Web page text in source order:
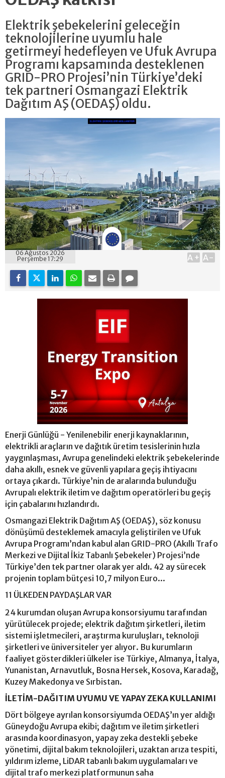
Elektrik şebekelerini geleceğin
teknolojilerine uyumlu hale
getirmeyi hedefleyen ve Ufuk Avrupa
Programı kapsamında desteklenen
GRID-PRO Projesi’nin Türkiye’deki
tek partneri Osmangazi Elektrik
Dağıtım AŞ (OEDAŞ) oldu.
06 Ağustos 2026
Perşembe 17:29
A+ A-
Enerji Günlüğü - Yenilenebilir enerji kaynaklarının,
elektrikli araçların ve dağıtık üretim tesislerinin hızla
yaygınlaşması, Avrupa genelindeki elektrik şebekelerinde
daha akıllı, esnek ve güvenli yapılara geçiş ihtiyacını
ortaya çıkardı. Türkiye’nin de aralarında bulunduğu
Avrupalı elektrik iletim ve dağıtım operatörleri bu geçiş
için çabalarını hızlandırdı.
Osmangazi Elektrik Dağıtım AŞ (OEDAŞ), söz konusu
dönüşümü desteklemek amacıyla geliştirilen ve Ufuk
Avrupa Programı’ndan kabul alan GRID-PRO (Akıllı Trafo
Merkezi ve Dijital İkiz Tabanlı Şebekeler) Projesi’nde
Türkiye’den tek partner olarak yer aldı. 42 ay sürecek
projenin toplam bütçesi 10,7 milyon Euro...
11 ÜLKEDEN PAYDAŞLAR VAR
24 kurumdan oluşan Avrupa konsorsiyumu tarafından
yürütülecek projede; elektrik dağıtım şirketleri, iletim
sistemi işletmecileri, araştırma kuruluşları, teknoloji
şirketleri ve üniversiteler yer alıyor. Bu kurumların
faaliyet gösterdikleri ülkeler ise Türkiye, Almanya, İtalya,
Yunanistan, Arnavutluk, Bosna Hersek, Kosova, Karadağ,
Kuzey Makedonya ve Sırbistan.
İLETİM-DAĞITIM UYUMU VE YAPAY ZEKA KULLANIMI
Dört bölgeye ayrılan konsorsiyumda OEDAŞ’ın yer aldığı
Güneydoğu Avrupa ekibi; dağıtım ve iletim şirketleri
arasında koordinasyon, yapay zeka destekli şebeke
yönetimi, dijital bakım teknolojileri, uzaktan arıza tespiti,
yıldırım izleme, LiDAR tabanlı bakım uygulamaları ve
dijital trafo merkezi platformunun saha